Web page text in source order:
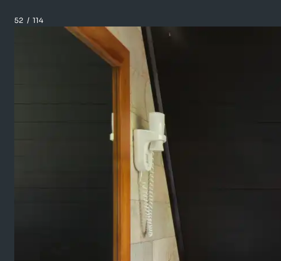
52 / 114